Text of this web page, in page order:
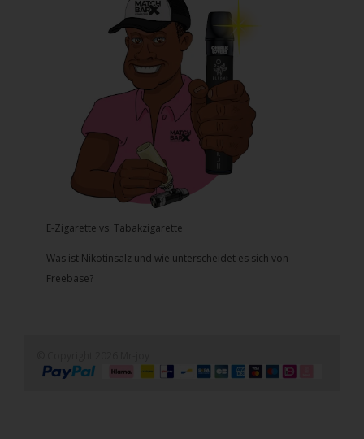
E-Zigarette vs. Tabakzigarette
Was ist Nikotinsalz und wie unterscheidet es sich von
Freebase?